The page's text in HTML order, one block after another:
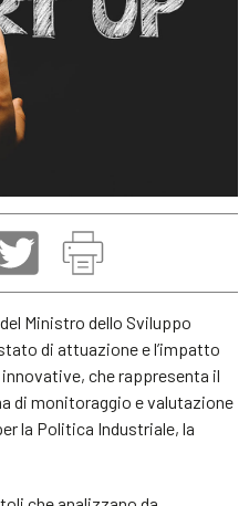
Ministro dello Sviluppo
di attuazione e l’impatto
che rappresenta il
di monitoraggio e valutazione
la Politica Industriale, la